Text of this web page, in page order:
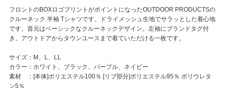
フロントのBOXロゴプリントがポイントになったOUTDOOR PRODUCTSの
クルーネック 半袖 Tシャツです。ドライメッシュ生地でサラッとした着心地
です。首元はベーシックなクルーネックデザイン。左袖にブランドタグ付
き。アウトドアからタウンユースまで着ていただける一枚です。
サイズ：M、L、LL
カラー：ホワイト、ブラック、パープル、ネイビー
素材 ：[本体]ポリエステル100％ [リブ部分]ポリエステル95％ ポリウレタ
ン5％